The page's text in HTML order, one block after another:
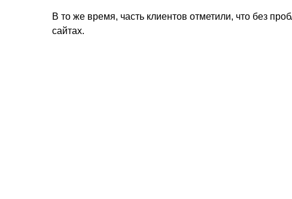
В то же время, часть клиентов отметили, что без
сайтах.